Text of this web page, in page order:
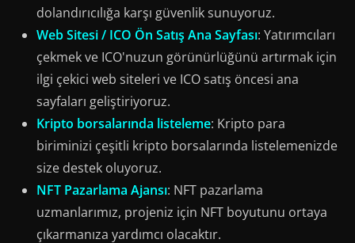
dolandırıcılığa karşı güvenlik sunuyoruz.
Web Sitesi / ICO Ön Satış Ana Sayfası: Yatırımcıları
çekmek ve ICO'nuzun görünürlüğünü artırmak için
ilgi çekici web siteleri ve ICO satış öncesi ana
sayfaları geliştiriyoruz.
Kripto borsalarında listeleme: Kripto para
biriminizi çeşitli kripto borsalarında listelemenizde
size destek oluyoruz.
NFT Pazarlama Ajansı: NFT pazarlama
uzmanlarımız, projeniz için NFT boyutunu ortaya
çıkarmanıza yardımcı olacaktır.